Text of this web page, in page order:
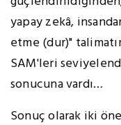
yapay zekâ,
etme (dur)"
SAM'leri
sonucuna vardı…
Sonuç olarak iki